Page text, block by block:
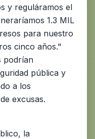
y reguláramos el
1.3 MIL
para nuestro
cinco años."
podrían
pública y
a los
excusas.
la